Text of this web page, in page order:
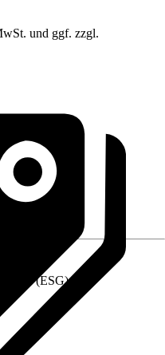
und ggf. zzgl.
(ESG)